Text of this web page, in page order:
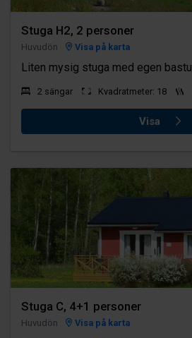
Stuga H2, 2 personer
Huvudön Visa på karta
Liten mysig stuga med egen bastu.
2 sängar Kvadratmeter: 18
Visa
Stuga C, 4+1 personer
Huvudön Visa på karta